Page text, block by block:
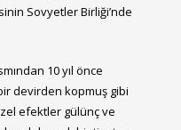
Sovyetler Birliği’nde
10 yıl önce
devirden kopmuş gibi
efektler gülünç ve